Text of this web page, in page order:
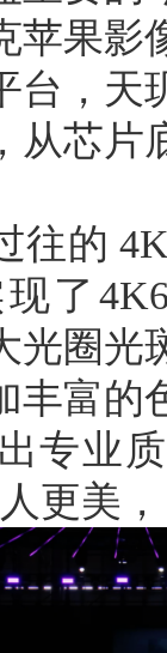
苹果影
台，天
从芯片
往的
了
光圈光
丰富的
专业
更美